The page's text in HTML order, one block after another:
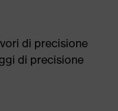
di precisione
di precisione